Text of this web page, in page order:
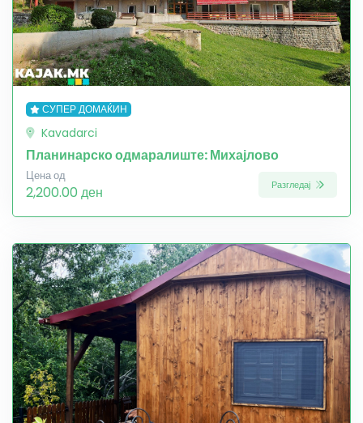
СУПЕР ДОМАЌИН
Kavadarci
Планинарско одмаралиште: Михајлово
Цена од
2,200.00 ден Разгледај